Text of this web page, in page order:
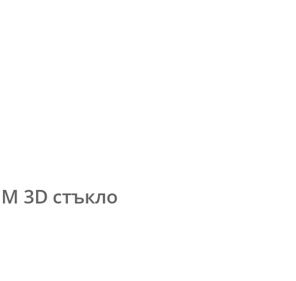
3D стъкло